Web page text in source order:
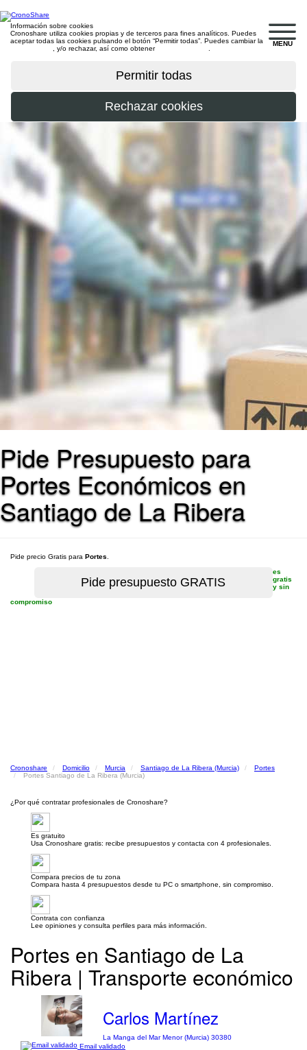
MENU
Información sobre cookies
Cronoshare utiliza cookies propias y de terceros para fines analíticos. Puedes
aceptar todas las cookies pulsando el botón “Permitir todas”. Puedes cambiar la
, y/o rechazar, así como obtener
Pide Presupuesto para
Portes Económicos en
Santiago de La Ribera
Pide precio Gratis para Portes
es
gratis
y sin
compromiso
Cronoshare Domicilio Murcia Santiago de La Ribera (Murcia)
Portes
Portes Santiago de La Ribera (Murcia)
¿Por qué contratar profesionales de Cronoshare?
Es gratuito
Usa Cronoshare gratis: recibe presupuestos y contacta con 4 profesionales.
Compara precios de tu zona
Compara hasta 4 presupuestos desde tu PC o smartphone, sin compromiso.
Contrata con confianza
Lee opiniones y consulta perfiles para más información.
Portes en Santiago de La
Ribera | Transporte económico
Carlos Martínez
La Manga del Mar Menor (Murcia) 30380
Email validado